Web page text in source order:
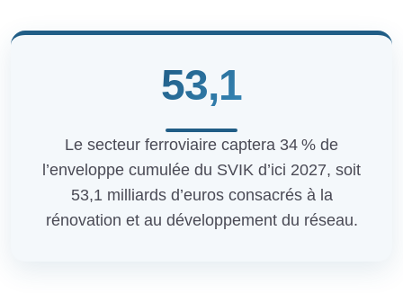
53,1
Le secteur ferroviaire captera 34 % de
l’enveloppe cumulée du SVIK d’ici 2027, soit
53,1 milliards d’euros consacrés à la
rénovation et au développement du réseau.